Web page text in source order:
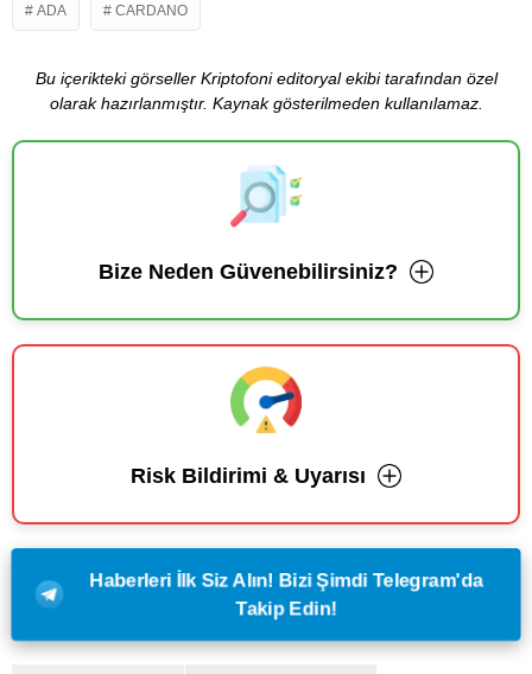
ADA CARDANO
Bu içerikteki görseller Kriptofoni editoryal ekibi tarafından özel
olarak hazırlanmıştır. Kaynak gösterilmeden kullanılamaz.
Bize Neden Güvenebilirsiniz?
Risk Bildirimi & Uyarısı
Haberleri İlk Siz Alın! Bizi Şimdi Telegram'da
Takip Edin!